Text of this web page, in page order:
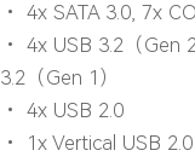
• 4x SATA 3.0, 7x
• 4x USB 3.2（Gen
3.2（Gen 1）
• 4x USB 2.0
• 1x Vertical USB